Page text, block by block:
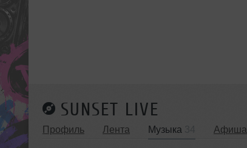
SUNSET LIVE
Профиль Лента Музыка Афиша